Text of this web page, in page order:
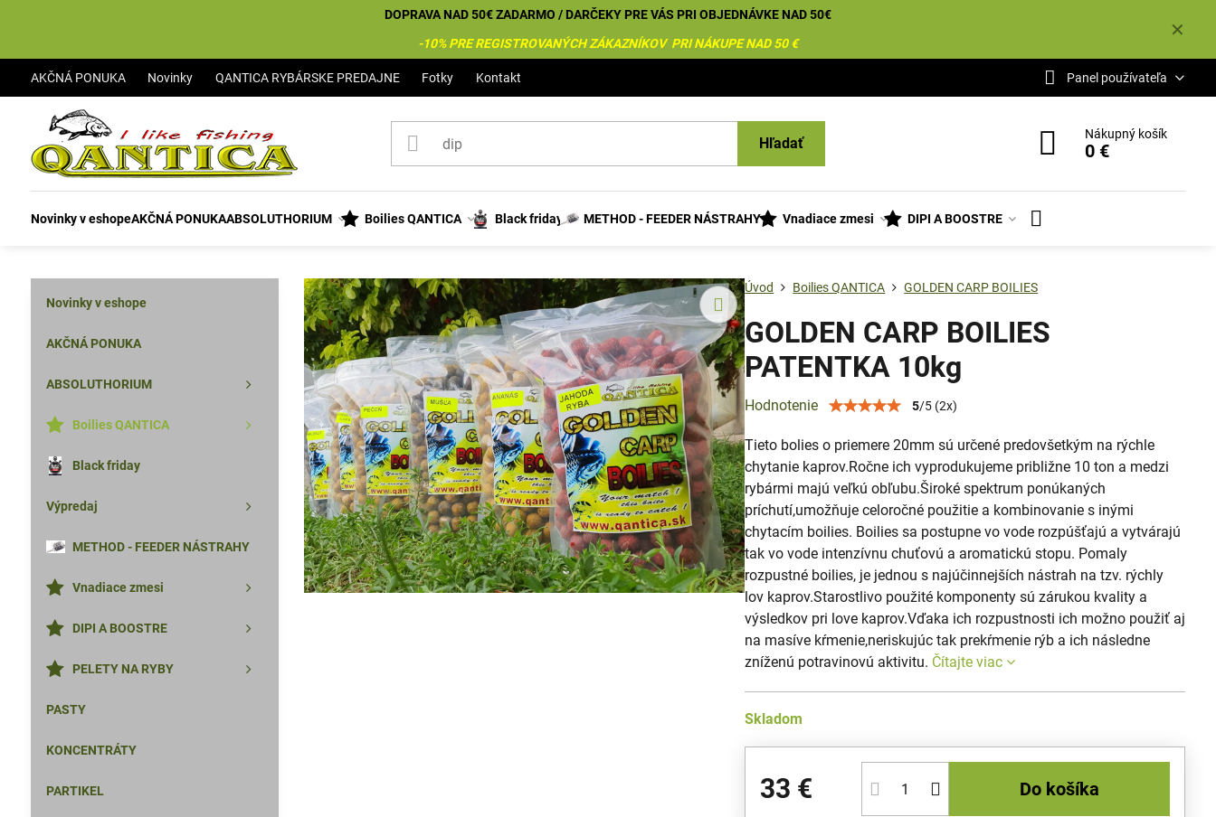
✕
DOPRAVA NAD 50€ ZADARMO / DARČEKY PRE VÁS PRI OBJEDNÁVKE NAD 50€
-10% PRE REGISTROVANÝCH ZÁKAZNÍKOV PRI NÁKUPE NAD 50 €
AKČNÁ PONUKA Novinky QANTICA RYBÁRSKE PREDAJNE Fotky Kontakt Panel používateľa
Hľadať
Nákupný košík
0 €
Novinky v eshopeAKČNÁ PONUKAABSOLUTHORIUM Boilies QANTICA Black friday METHOD - FEEDER NÁSTRAHY Vnadiace zmesi DIPI A BOOSTRE
Úvod Boilies QANTICA GOLDEN CARP BOILIES
GOLDEN CARP BOILIES
PATENTKA 10kg
Hodnotenie 5/5 (2x)
Tieto bolies o priemere 20mm sú určené predovšetkým na rýchle
chytanie kaprov.Ročne ich vyprodukujeme približne 10 ton a medzi
rybármi majú veľkú obľubu.Široké spektrum ponúkaných
príchutí,umožňuje celoročné použitie a kombinovanie s inými
chytacím boilies. Boilies sa postupne vo vode rozpúšťajú a vytvárajú
tak vo vode intenzívnu chuťovú a aromatickú stopu. Pomaly
rozpustné boilies, je jednou s najúčinnejších nástrah na tzv. rýchly
lov kaprov.Starostlivo použité komponenty sú zárukou kvality a
výsledkov pri love kaprov.Vďaka ich rozpustnosti ich možno použiť aj
na masíve kŕmenie,neriskujúc tak prekŕmenie rýb a ich následne
zníženú potravinovú aktivitu. Čítajte viac
Skladom
33 € Do košíka
Novinky v eshope
AKČNÁ PONUKA
ABSOLUTHORIUM
Boilies QANTICA
Black friday
Výpredaj
METHOD - FEEDER NÁSTRAHY
Vnadiace zmesi
DIPI A BOOSTRE
PELETY NA RYBY
PASTY
KONCENTRÁTY
PARTIKEL